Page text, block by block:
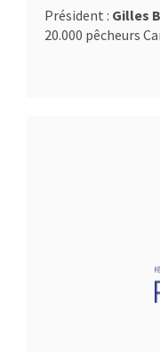
Président : Gilles
20.000 pêcheurs